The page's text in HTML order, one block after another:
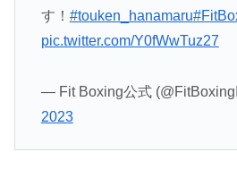
す！ #touken_hanamaru
pic.twitter.com/Y0fWwTuz27
— Fit Boxing公式
2023